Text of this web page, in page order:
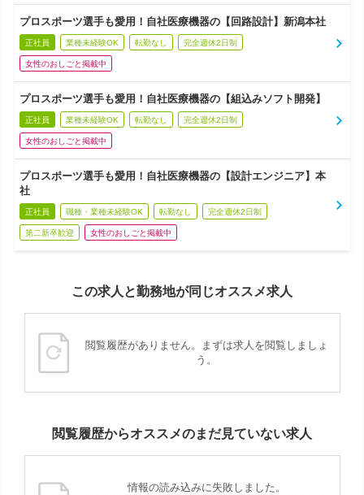
プロスポーツ選手も愛用！自社医療機器の【回路設計】新潟本社
正社員 業種未経験OK 転勤なし 完全週休2日制
女性のおしごと掲載中
プロスポーツ選手も愛用！自社医療機器の【組込みソフト開発】
正社員 業種未経験OK 転勤なし 完全週休2日制
女性のおしごと掲載中
プロスポーツ選手も愛用！自社医療機器の【設計エンジニア】本
社
正社員 職種・業種未経験OK 転勤なし 完全週休2日制
第二新卒歓迎 女性のおしごと掲載中
この求人と勤務地が同じオススメ求人
閲覧履歴がありません。まずは求人を閲覧しましょ
う。
閲覧履歴からオススメのまだ見ていない求人
情報の読み込みに失敗しました。